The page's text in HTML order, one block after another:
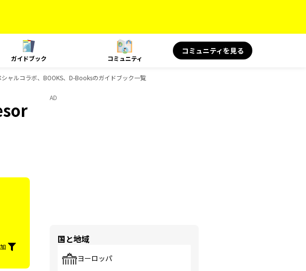
ガイドブック コミュニティ
コミュニティを見る
ャルコラボ、BOOKS、D-Booksのガイドブック一覧
AD
国と地域
ヨーロッパ